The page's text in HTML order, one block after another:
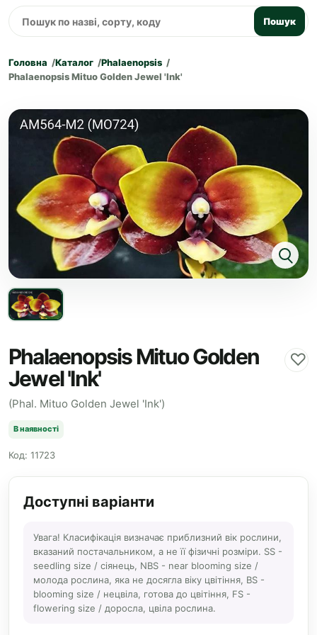
Пошук
Головна Каталог
Phalaenopsis
Phalaenopsis Mituo Golden Jewel 'Ink'
Phalaenopsis Mituo Golden
Jewel 'Ink'
♡
(Phal. Mituo Golden Jewel 'Ink')
В наявності
Код: 11723
Доступні варіанти
Увага! Класифікація визначає приблизний вік рослини,
вказаний постачальником, а не її фізичні розміри. SS -
seedling size / сіянець, NBS - near blooming size /
молода рослина, яка не досягла віку цвітіння, BS -
blooming size / нецвіла, готова до цвітіння, FS -
flowering size / доросла, цвіла рослина.